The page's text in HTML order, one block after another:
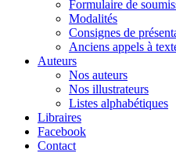
Formulaire de
Modalités
Consignes de
Anciens appels à
Auteurs
Nos auteurs
Nos illustrateurs
Listes alphabétiques
Libraires
Facebook
Contact